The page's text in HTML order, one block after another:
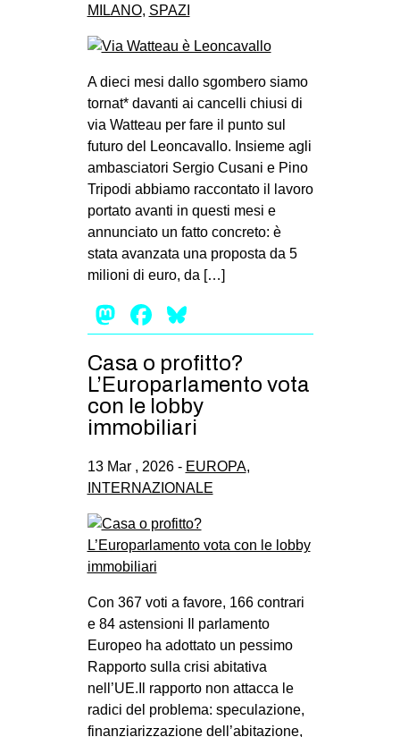
MILANO, SPAZI
A dieci mesi dallo sgombero siamo
tornat* davanti ai cancelli chiusi di
via Watteau per fare il punto sul
futuro del Leoncavallo. Insieme agli
ambasciatori Sergio Cusani e Pino
Tripodi abbiamo raccontato il lavoro
portato avanti in questi mesi e
annunciato un fatto concreto: è
stata avanzata una proposta da 5
milioni di euro, da […]
Mastodon
Facebook
Casa o profitto?
L’Europarlamento vota
con le lobby
immobiliari
13 Mar , 2026 - EUROPA,
INTERNAZIONALE
Con 367 voti a favore, 166 contrari
e 84 astensioni Il parlamento
Europeo ha adottato un pessimo
Rapporto sulla crisi abitativa
nell’UE.Il rapporto non attacca le
radici del problema: speculazione,
finanziarizzazione dell’abitazione,